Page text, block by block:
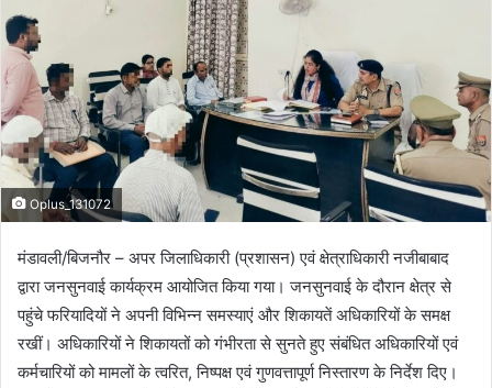
e
m
a
i
l
Oplus_131072
मंडावली/बिजनौर – अपर जिलाधिकारी (प्रशासन) एवं क्षेत्राधिकारी नजीबाबाद
द्वारा जनसुनवाई कार्यक्रम आयोजित किया गया। जनसुनवाई के दौरान क्षेत्र से
पहुंचे फरियादियों ने अपनी विभिन्न समस्याएं और शिकायतें अधिकारियों के समक्ष
रखीं। अधिकारियों ने शिकायतों को गंभीरता से सुनते हुए संबंधित अधिकारियों एवं
कर्मचारियों को मामलों के त्वरित, निष्पक्ष एवं गुणवत्तापूर्ण निस्तारण के निर्देश दिए।